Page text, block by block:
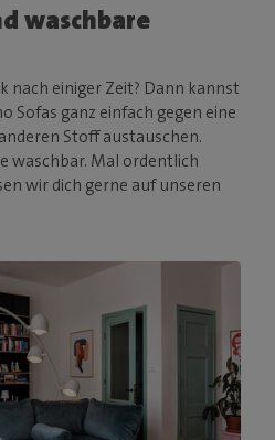
waschbare
nach einiger Zeit? Dann kannst
Sofas ganz einfach gegen eine
Stoff austauschen.
waschbar. Mal ordentlich
wir dich gerne auf unseren